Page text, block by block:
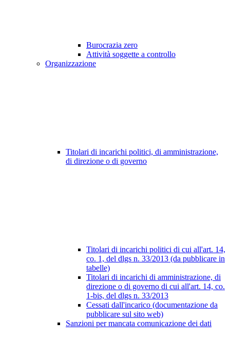
Burocrazia zero
Attività soggette a controllo
Organizzazione
Titolari di incarichi politici, di amministrazione,
di direzione o di governo
Titolari di incarichi politici di cui all'art. 14,
co. 1, del dlgs n. 33/2013 (da pubblicare in
tabelle)
Titolari di incarichi di amministrazione, di
direzione o di governo di cui all'art. 14, co.
1-bis, del dlgs n. 33/2013
Cessati dall'incarico (documentazione da
pubblicare sul sito web)
Sanzioni per mancata comunicazione dei dati